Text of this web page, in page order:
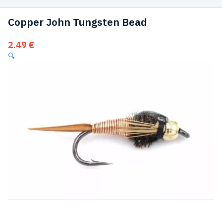
Copper John Tungsten Bead
2.49 €
🔍